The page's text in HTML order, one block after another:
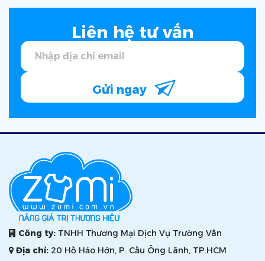
Liên hệ tư vấn
Gửi ngay
Công ty: TNHH Thương Mại Dịch Vụ Trường Vân
Địa chỉ: 20 Hồ Hảo Hớn, P. Cầu Ông Lãnh, TP.HCM